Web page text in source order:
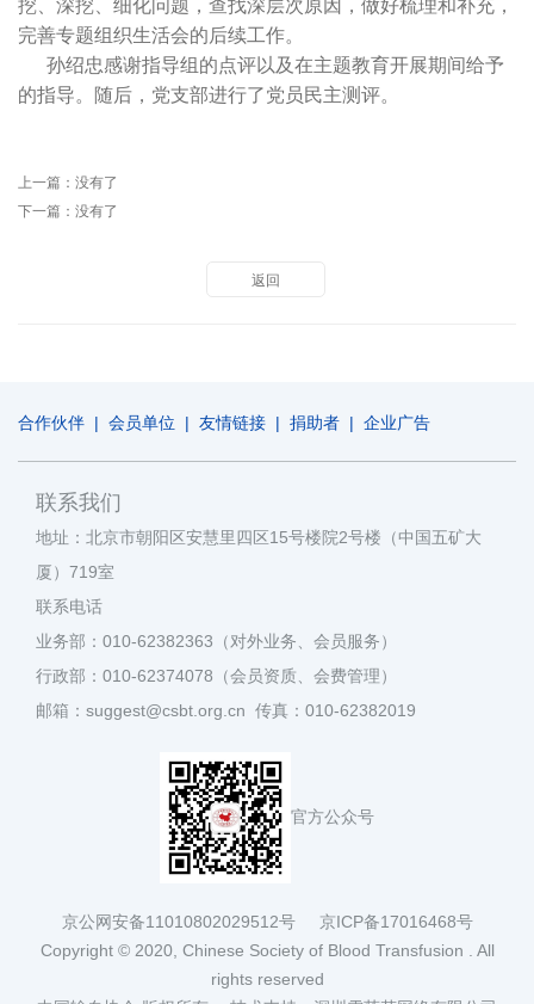
挖、深挖、细化问题，查找深层次原因，做好梳理和补充，
完善专题组织生活会的后续工作。
孙绍忠感谢指导组的点评以及在主题教育开展期间给予
的指导。随后，党支部进行了党员民主测评。
上一篇：没有了
下一篇：没有了
返回
合作伙伴 | 会员单位 | 友情链接 | 捐助者 | 企业广告
联系我们
地址：北京市朝阳区安慧里四区15号楼院2号楼（中国五矿大
厦）719室
联系电话
业务部：010-62382363（对外业务、会员服务）
行政部：010-62374078（会员资质、会费管理）
邮箱：suggest@csbt.org.cn 传真：010-62382019
官方公众号
京公网安备11010802029512号 京ICP备17016468号
Copyright © 2020, Chinese Society of Blood Transfusion . All
rights reserved